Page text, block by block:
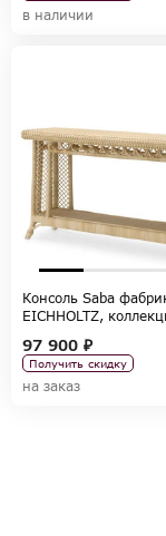
в наличии
Консоль Saba
EICHHOLTZ,
97 900 ₽
Получить скидку
на заказ